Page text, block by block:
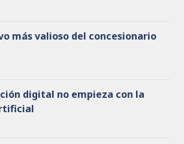
más valioso del concesionario
digital no empieza con la